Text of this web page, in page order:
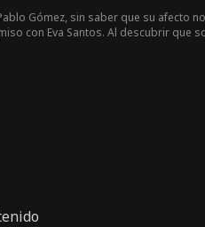
Gómez, sin saber que su afecto
con Eva Santos. Al descubrir que